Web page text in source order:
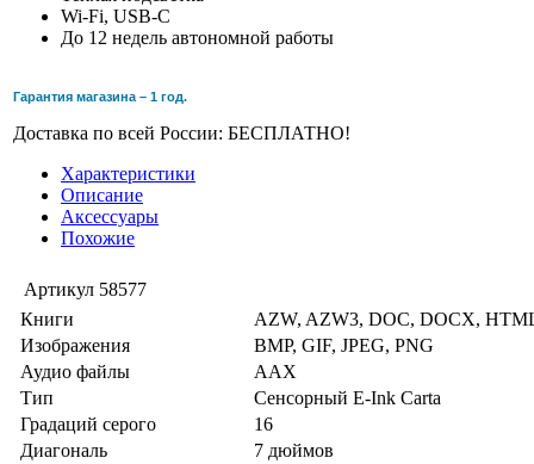
Wi-Fi, USB-C
До 12 недель автономной работы
Гарантия магазина – 1 год.
Доставка по всей России: БЕСПЛАТНО!
Характеристики
Описание
Аксессуары
Похожие
Артикул 58577
Книги
AZW, AZW3, DOC, DOCX,
Изображения
BMP, GIF, JPEG, PNG
Аудио файлы
AAX
Тип
Сенсорный E-Ink Carta
Градаций серого
16
Диагональ
7 дюймов